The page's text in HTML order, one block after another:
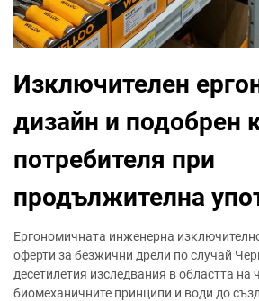
Изключителен
дизайн и подобрен
потребителя при
продължителна
Ергономичната инженерна
оферти за безжични дрели по случай
десетилетия изследвания в областта на
биомеханичните принципи и води до